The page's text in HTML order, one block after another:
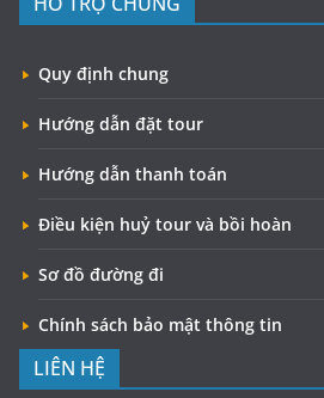
Quy định chung
Hướng dẫn đặt tour
Hướng dẫn thanh toán
Điều kiện huỷ tour và bồi hoàn
Sơ đồ đường đi
Chính sách bảo mật thông tin
LIÊN HỆ